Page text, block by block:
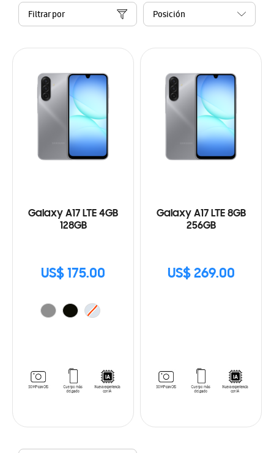
Filtrar por
Galaxy A17 LTE 4GB
128GB
US$ 175.00
Galaxy A17 LTE 8GB
256GB
US$ 269.00